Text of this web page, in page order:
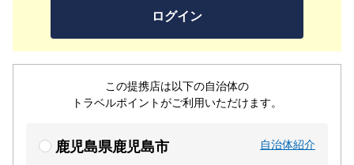
ログイン
この提携店は以下の自治体の
トラベルポイントがご利用いただけます。
鹿児島県鹿児島市 自治体紹介
料理人の技が光ります。非日常の中の日常をリラックスし
て過ごせるリビングダイニングでお待ちしています。